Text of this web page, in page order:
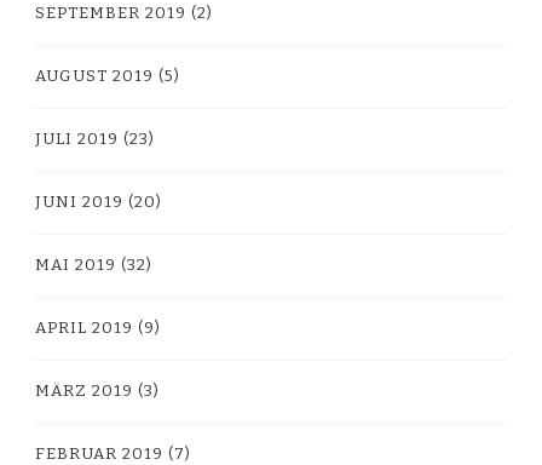
SEPTEMBER 2019 (2)
AUGUST 2019 (5)
JULI 2019 (23)
JUNI 2019 (20)
MAI 2019 (32)
APRIL 2019 (9)
MÄRZ 2019 (3)
FEBRUAR 2019 (7)